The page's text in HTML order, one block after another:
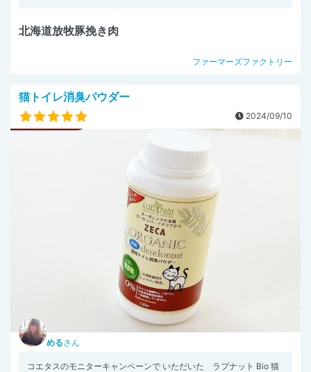
北海道放牧豚挽き肉
ファーマーズファクトリー
猫トイレ消臭パウダー
2024/09/10
めるさん
コエタスのモニターキャンペーンで いただいた ラプナット Bio 猫